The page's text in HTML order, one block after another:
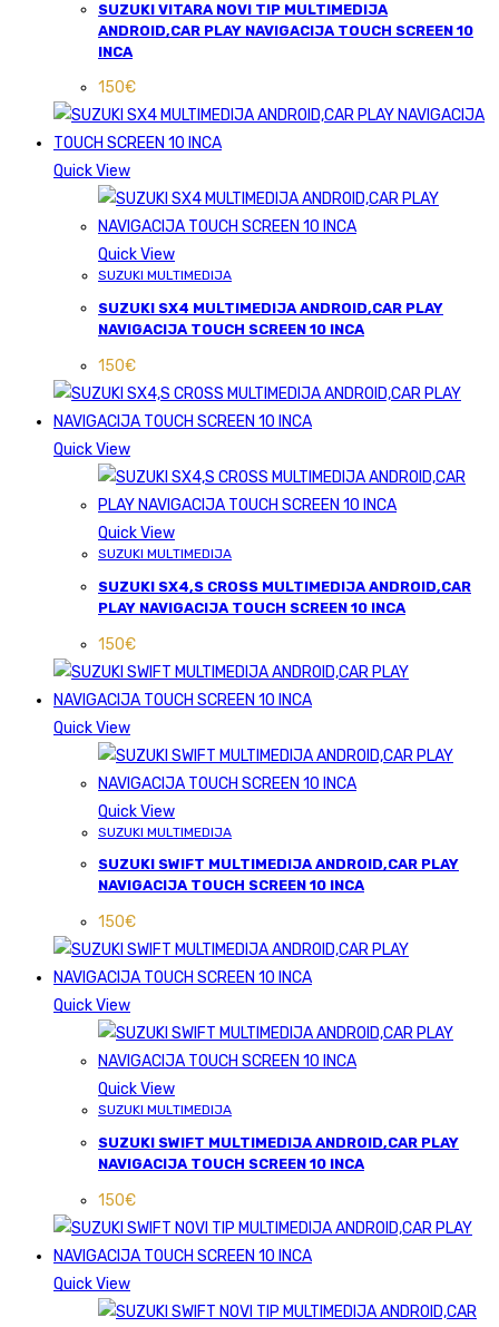
SUZUKI VITARA NOVI TIP MULTIMEDIJA
ANDROID,CAR PLAY NAVIGACIJA TOUCH SCREEN 10
INCA
150€
Quick View
Quick View
SUZUKI MULTIMEDIJA
SUZUKI SX4 MULTIMEDIJA ANDROID,CAR PLAY
NAVIGACIJA TOUCH SCREEN 10 INCA
150€
Quick View
Quick View
SUZUKI MULTIMEDIJA
SUZUKI SX4,S CROSS MULTIMEDIJA ANDROID,CAR
PLAY NAVIGACIJA TOUCH SCREEN 10 INCA
150€
Quick View
Quick View
SUZUKI MULTIMEDIJA
SUZUKI SWIFT MULTIMEDIJA ANDROID,CAR PLAY
NAVIGACIJA TOUCH SCREEN 10 INCA
150€
Quick View
Quick View
SUZUKI MULTIMEDIJA
SUZUKI SWIFT MULTIMEDIJA ANDROID,CAR PLAY
NAVIGACIJA TOUCH SCREEN 10 INCA
150€
Quick View